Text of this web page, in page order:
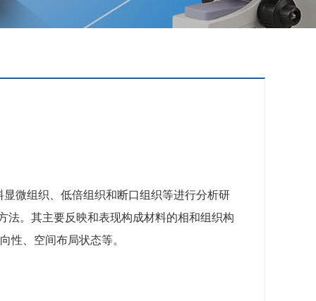
显微组织、低倍组织和断口组织等进行分析研
法。其主要反映和表现构成材料的相和组织构
性、空间布局状态等。